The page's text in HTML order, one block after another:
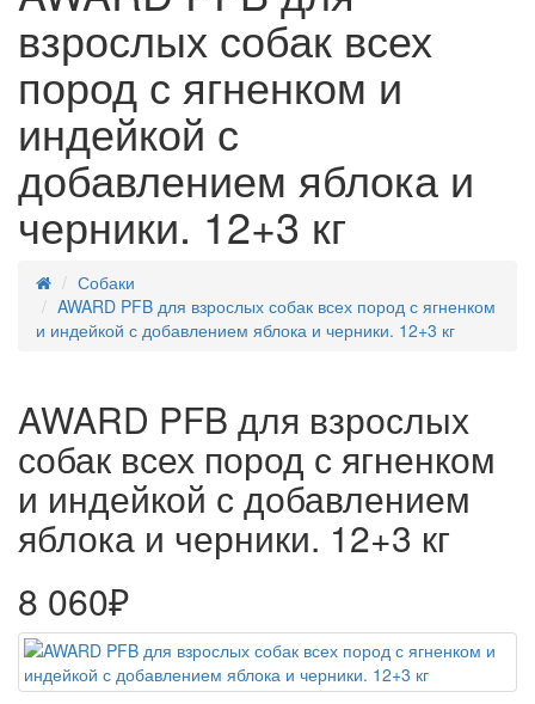
взрослых собак всех
пород с ягненком и
индейкой с
добавлением яблока и
черники. 12+3 кг
Собаки
AWARD PFB для взрослых собак всех пород с ягненком
и индейкой с добавлением яблока и черники. 12+3 кг
AWARD PFB для взрослых
собак всех пород с ягненком
и индейкой с добавлением
яблока и черники. 12+3 кг
8 060₽